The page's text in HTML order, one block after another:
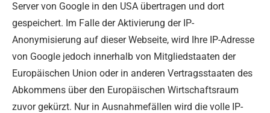
Server von Google in den USA übertragen und dort
gespeichert. Im Falle der Aktivierung der IP-
Anonymisierung auf dieser Webseite, wird Ihre IP-Adresse
von Google jedoch innerhalb von Mitgliedstaaten der
Europäischen Union oder in anderen Vertragsstaaten des
Abkommens über den Europäischen Wirtschaftsraum
zuvor gekürzt. Nur in Ausnahmefällen wird die volle IP-